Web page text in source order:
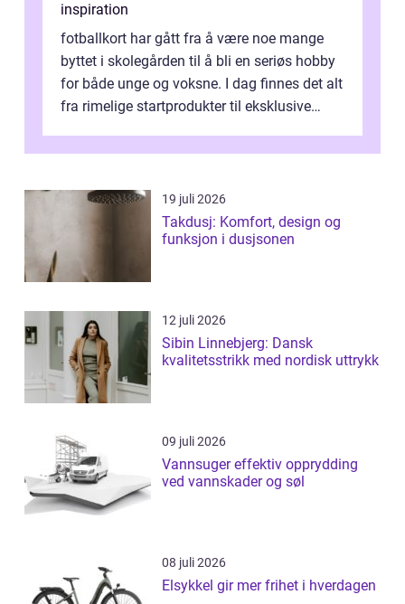
inspiration
fotballkort har gått fra å være noe mange
byttet i skolegården til å bli en seriøs hobby
for både unge og voksne. I dag finnes det alt
fra rimelige startprodukter til eksklusive
19 juli 2026
Takdusj: Komfort, design og
funksjon i dusjsonen
12 juli 2026
Sibin Linnebjerg: Dansk
kvalitetsstrikk med nordisk uttrykk
09 juli 2026
Vannsuger effektiv opprydding
ved vannskader og søl
08 juli 2026
Elsykkel gir mer frihet i hverdagen